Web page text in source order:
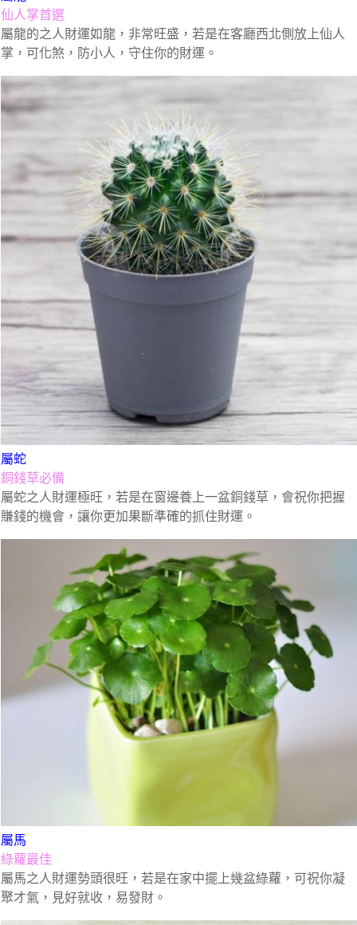
仙人掌首選
屬龍的之人財運如龍，非常旺盛，若是在客廳西北側放上仙人
掌，可化煞，防小人，守住你的財運。
屬蛇
銅錢草必備
屬蛇之人財運極旺，若是在窗邊養上一盆銅錢草，會祝你把握
賺錢的機會，讓你更加果斷準確的抓住財運。
屬馬
綠蘿最佳
屬馬之人財運勢頭很旺，若是在家中擺上幾盆綠蘿，可祝你凝
聚才氣，見好就收，易發財。